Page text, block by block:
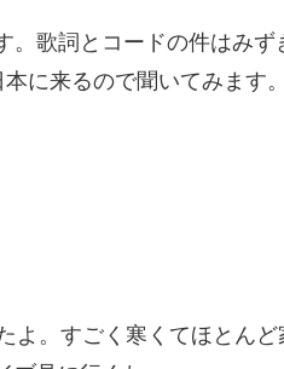
。歌詞とコードの件はみ
に来るので聞いてみます。
よ。すごく寒くてほとん